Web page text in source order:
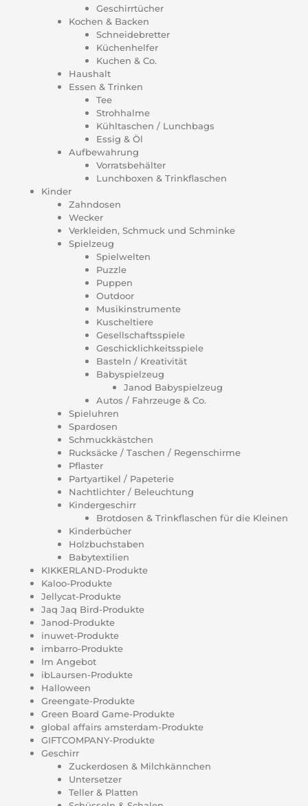
Geschirrtücher
Kochen & Backen
Schneidebretter
Küchenhelfer
Kuchen & Co.
Haushalt
Essen & Trinken
Tee
Strohhalme
Kühltaschen / Lunchbags
Essig & Öl
Aufbewahrung
Vorratsbehälter
Lunchboxen & Trinkflaschen
Kinder
Zahndosen
Wecker
Verkleiden, Schmuck und Schminke
Spielzeug
Spielwelten
Puzzle
Puppen
Outdoor
Musikinstrumente
Kuscheltiere
Gesellschaftsspiele
Geschicklichkeitsspiele
Basteln / Kreativität
Babyspielzeug
Janod Babyspielzeug
Autos / Fahrzeuge & Co.
Spieluhren
Spardosen
Schmuckkästchen
Rucksäcke / Taschen / Regenschirme
Pflaster
Partyartikel / Papeterie
Nachtlichter / Beleuchtung
Kindergeschirr
Brotdosen & Trinkflaschen für die Kleinen
Kinderbücher
Holzbuchstaben
Babytextilien
KIKKERLAND-Produkte
Kaloo-Produkte
Jellycat-Produkte
Jaq Jaq Bird-Produkte
Janod-Produkte
inuwet-Produkte
imbarro-Produkte
Im Angebot
ibLaursen-Produkte
Halloween
Greengate-Produkte
Green Board Game-Produkte
global affairs amsterdam-Produkte
GIFTCOMPANY-Produkte
Geschirr
Zuckerdosen & Milchkännchen
Untersetzer
Teller & Platten